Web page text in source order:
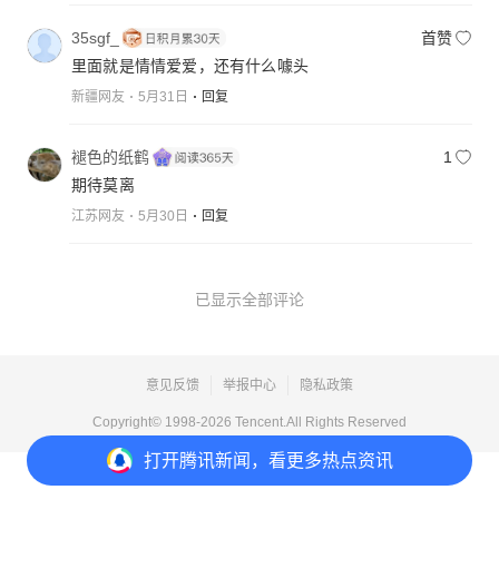
打开腾讯新闻，看更多热点资讯
35sgf_
首赞
里面就是情情爱爱，还有什么噱头
新疆网友 5月31日 回复
褪色的纸鹤
1
期待莫离
江苏网友 5月30日 回复
已显示全部评论
意见反馈 举报中心 隐私政策
Copyright© 1998-2026 Tencent.All Rights Reserved